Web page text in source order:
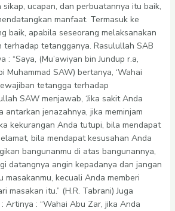
ucapan, dan perbuatannya itu baik,
manfaat. Termasuk ke
baik, apabila seseorang melaksanakan
tetangganya. Rasulullah SAB
: “Saya, (Mu’awiyan bin Jundup r.a,
Muhammad SAW) bertanya, ‘Wahai
tetangga terhadap
SAW menjawab, ‘Jika sakit Anda
antarkan jenazahnya, jika meminjam
kekurangan Anda tutupi, bila mendapat
bila mendapat kesusahan Anda
bangunanmu di atas bangunannya,
datangnya angin kepadanya dan jangan
masakanmu, kecuali Anda memberi
masakan itu.” (H.R. Tabrani) Juga
Artinya : “Wahai Abu Zar, jika Anda